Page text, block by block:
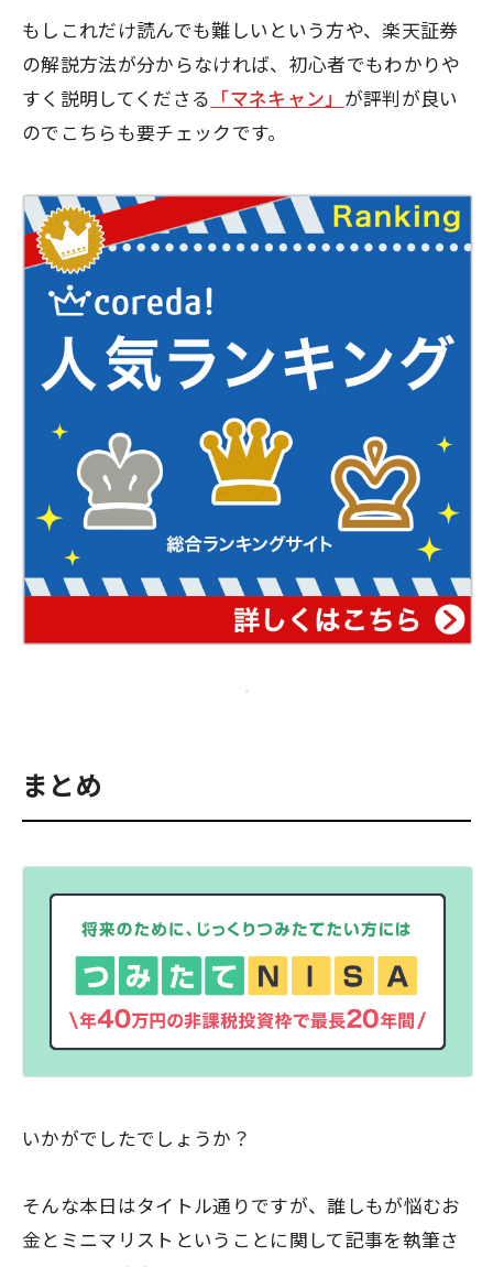
もしこれだけ読んでも難しいという方や、楽天証券
の解説方法が分からなければ、初心者でもわかりや
すく説明してくださる 「マネキャン」 が評判が良い
のでこちらも要チェックです。
まとめ
いかがでしたでしょうか？
そんな本日はタイトル通りですが、誰しもが悩むお
金とミニマリストということに関して記事を執筆さ